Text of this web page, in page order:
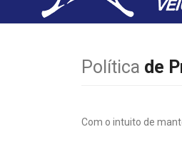
Política de
Com o intuito de